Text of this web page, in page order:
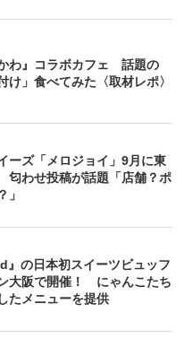
かわ』コラボカフェ 話題の
け」食べてみた〈取材レポ〉
ーズ「メロジョイ」9月に東
わせ投稿が話題「店舗？ポ
」
』の日本初スイーツビュッフ
大阪で開催！ にゃんこたち
たメニューを提供